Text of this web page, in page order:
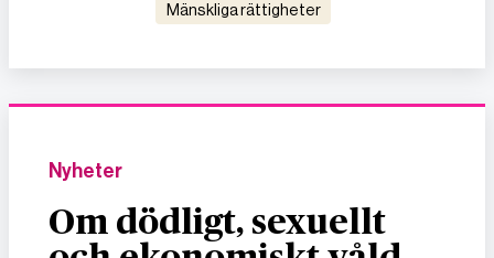
mänskliga rättigheter
Nyheter
Om dödligt, sexuellt